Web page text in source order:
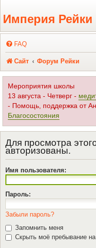
Регистрация
Империя Рейки
FAQ
Сайт Форум Рейки
Мероприятия школы
13 августа - Четверг -
- Помощь, поддержка от
Благосостояния
Для просмотра
авторизованы.
Имя пользователя:
Пароль:
Забыли пароль?
Запомнить меня
Скрыть моё пребывание